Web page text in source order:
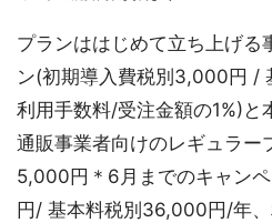
プランははじめて立ち上げる
ン(初期導入費税別3,000円 /
利用手数料/受注金額の1%)と
通販事業者向けのレギュラー
5,000円＊6月までのキャン
円/ 基本料税別36,000円/年